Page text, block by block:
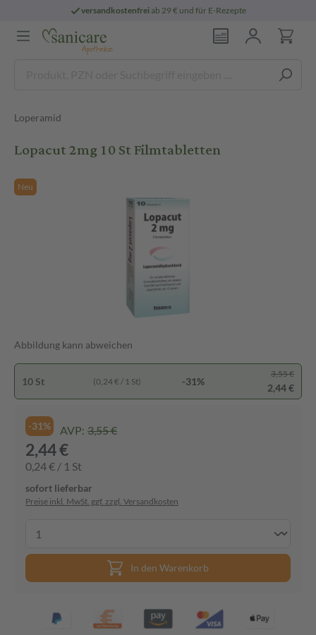
versandkostenfreiab 29 € und für E-Rezepte
Loperamid
Lopacut 2mg 10 St Filmtabletten
Neu
Abbildung kann abweichen
10 St (0,24 € / 1 St) -31%
3,55 €
2,44 €
-31% AVP: 3,55 €
2,44 €
0,24 € / 1 St
sofort lieferbar
Preise inkl. MwSt. ggf. zzgl. Versandkosten
In den Warenkorb